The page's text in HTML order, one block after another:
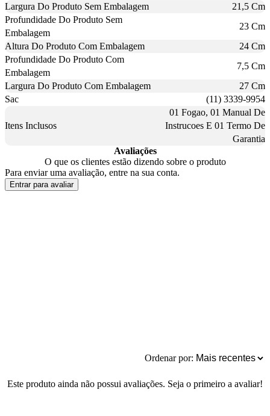
Largura Do Produto Sem Embalagem
21,5 Cm
Profundidade Do Produto Sem
Embalagem
23 Cm
Altura Do Produto Com Embalagem
24 Cm
Profundidade Do Produto Com
Embalagem
7,5 Cm
Largura Do Produto Com Embalagem
27 Cm
Sac
(11) 3339-9954
Itens Inclusos
01 Fogao, 01 Manual De
Instrucoes E 01 Termo De
Garantia
Avaliações
O que os clientes estão dizendo sobre o produto
Para enviar uma avaliação, entre na sua conta.
Entrar para avaliar
Ordenar por:
Este produto ainda não possui avaliações. Seja o primeiro a avaliar!